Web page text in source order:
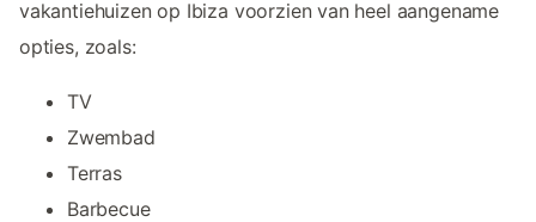
vakantiehuizen op Ibiza voorzien van heel aangename
opties, zoals:
TV
Zwembad
Terras
Barbecue